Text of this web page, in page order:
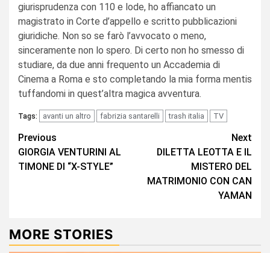
giurisprudenza con 110 e lode, ho affiancato un
magistrato in Corte d’appello e scritto pubblicazioni
giuridiche. Non so se farò l’avvocato o meno,
sinceramente non lo spero. Di certo non ho smesso di
studiare, da due anni frequento un Accademia di
Cinema a Roma e sto completando la mia forma mentis
tuffandomi in quest’altra magica avventura.
Tags: avanti un altro fabrizia santarelli trash italia TV
Continue
Reading
Previous
GIORGIA VENTURINI AL
TIMONE DI “X-STYLE”
Next
DILETTA LEOTTA E IL
MISTERO DEL
MATRIMONIO CON CAN
YAMAN
MORE STORIES